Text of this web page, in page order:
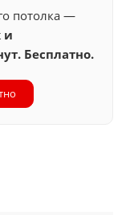
потолка —
и
Бесплатно.